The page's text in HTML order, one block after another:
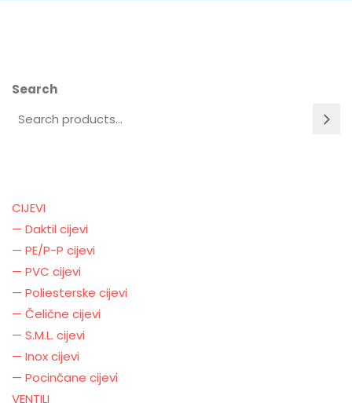
Search
CIJEVI
— Daktil cijevi
— PE/P-P cijevi
— PVC cijevi
— Poliesterske cijevi
— Čelične cijevi
— S.M.L. cijevi
— Inox cijevi
— Pocinčane cijevi
VENTILI